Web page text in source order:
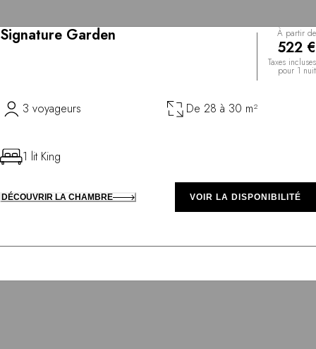
Signature Garden À partir de
522 €
Taxes incluses
pour 1 nuit
3 voyageurs De 28 à 30 m²
1 lit King
DÉCOUVRIR LA CHAMBRE VOIR LA DISPONIBILITÉ